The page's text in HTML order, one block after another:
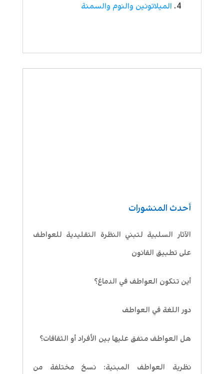
أحدث المنشورات
الآثار السلبية لتبني النظرة التقليدية للعواطف
على تطبيق القانون
أين تتكون العواطف في الدماغ؟
دور اللغة في العواطف
هل العواطف متفق عليها بين الأفراد أو الثقافات؟
نظرية العواطف المبنية: نسخ مختلفة من
الميلاتونين والنوم والسمنة